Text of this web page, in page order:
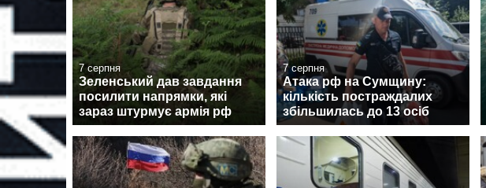
7 серпня
Зеленський дав завдання
посилити напрямки, які
зараз штурмує армія рф
7 серпня
Атака рф на Сумщину:
кількість постраждалих
збільшилась до 13 осіб